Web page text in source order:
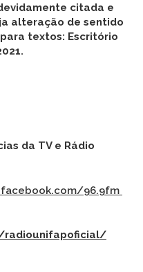
citada e
alteração de sentido
textos: Escritório
da TV e Rádio
96.9fm
radiounifapoficial/